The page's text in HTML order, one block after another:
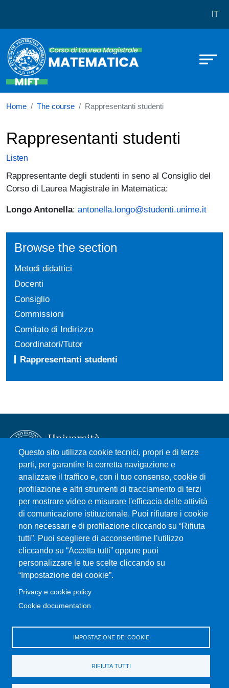
IT
Home The course Rappresentanti studenti
Rappresentanti studenti
Listen
Rappresentante degli studenti in seno al Consiglio del
Corso di Laurea Magistrale in Matematica:
Longo Antonella: antonella.longo@studenti.unime.it
Browse the section
Metodi didattici
Docenti
Consiglio
Commissioni
Comitato di Indirizzo
Coordinatori/Tutor
Rappresentanti studenti
Questo sito utilizza cookie tecnici, propri e di terze
parti, per garantire la corretta navigazione e
analizzare il traffico e, con il tuo consenso, cookie di
profilazione e altri strumenti di tracciamento di terzi
per mostrare video e misurare l'efficacia delle attività
di comunicazione istituzionale. Puoi rifiutare i cookie
non necessari e di profilazione cliccando su “Rifiuta
tutti”. Puoi scegliere di acconsentirne l’utilizzo
cliccando su “Accetta tutti” oppure puoi
personalizzare le tue scelte cliccando su
“Impostazione dei cookie”.
Privacy e cookie policy
Cookie documentation
IMPOSTAZIONE DEI COOKIE
RIFIUTA TUTTI
Università degli Studi di Messina
Piazza Pugliatti, 1 - 98122 Messina
Cod. Fiscale 80004070837
P.IVA 00724160833
Centralino: 090 676 1
MENÙ SOCIAL
MENÙ FOOTER 1
Accessibility statement
Privacy and cookie policy
MENÙ FOOTER 2
Transparent administration
Change your mind on cookies
Old Website